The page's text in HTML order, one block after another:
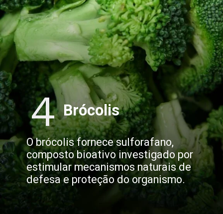
O brócolis fornece sulforafano,
composto bioativo investigado por
estimular mecanismos naturais de
defesa e proteção do organismo.
Brócolis
4